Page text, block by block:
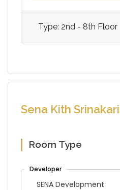
Type: 2nd - 8th Floor
Sena Kith
Room Type
SENA Development